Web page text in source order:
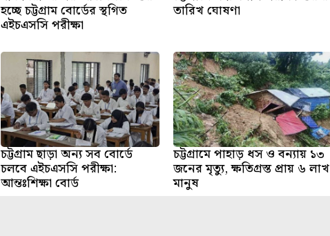
হচ্ছে চট্টগ্রাম বোর্ডের স্থগিত
এইচএসসি পরীক্ষা
তারিখ ঘোষণা
চট্টগ্রাম ছাড়া অন্য সব বোর্ডে
চলবে এইচএসসি পরীক্ষা:
আন্তঃশিক্ষা বোর্ড
চট্টগ্রামে পাহাড় ধস ও বন্যায় ১৩
জনের মৃত্যু, ক্ষতিগ্রস্ত প্রায় ৬ লাখ
মানুষ